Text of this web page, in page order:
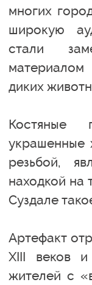
многих
широкую
стали
диких
Костяные
украшенные
резьбой,
находкой на
Суздале
Артефакт
XIII веков и
жителей с